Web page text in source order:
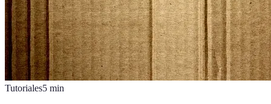
Tutoriales5 min